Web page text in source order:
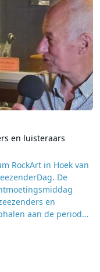
en luisteraars
RockArt in Hoek van
De
en
aan de periode
52 jaar geleden